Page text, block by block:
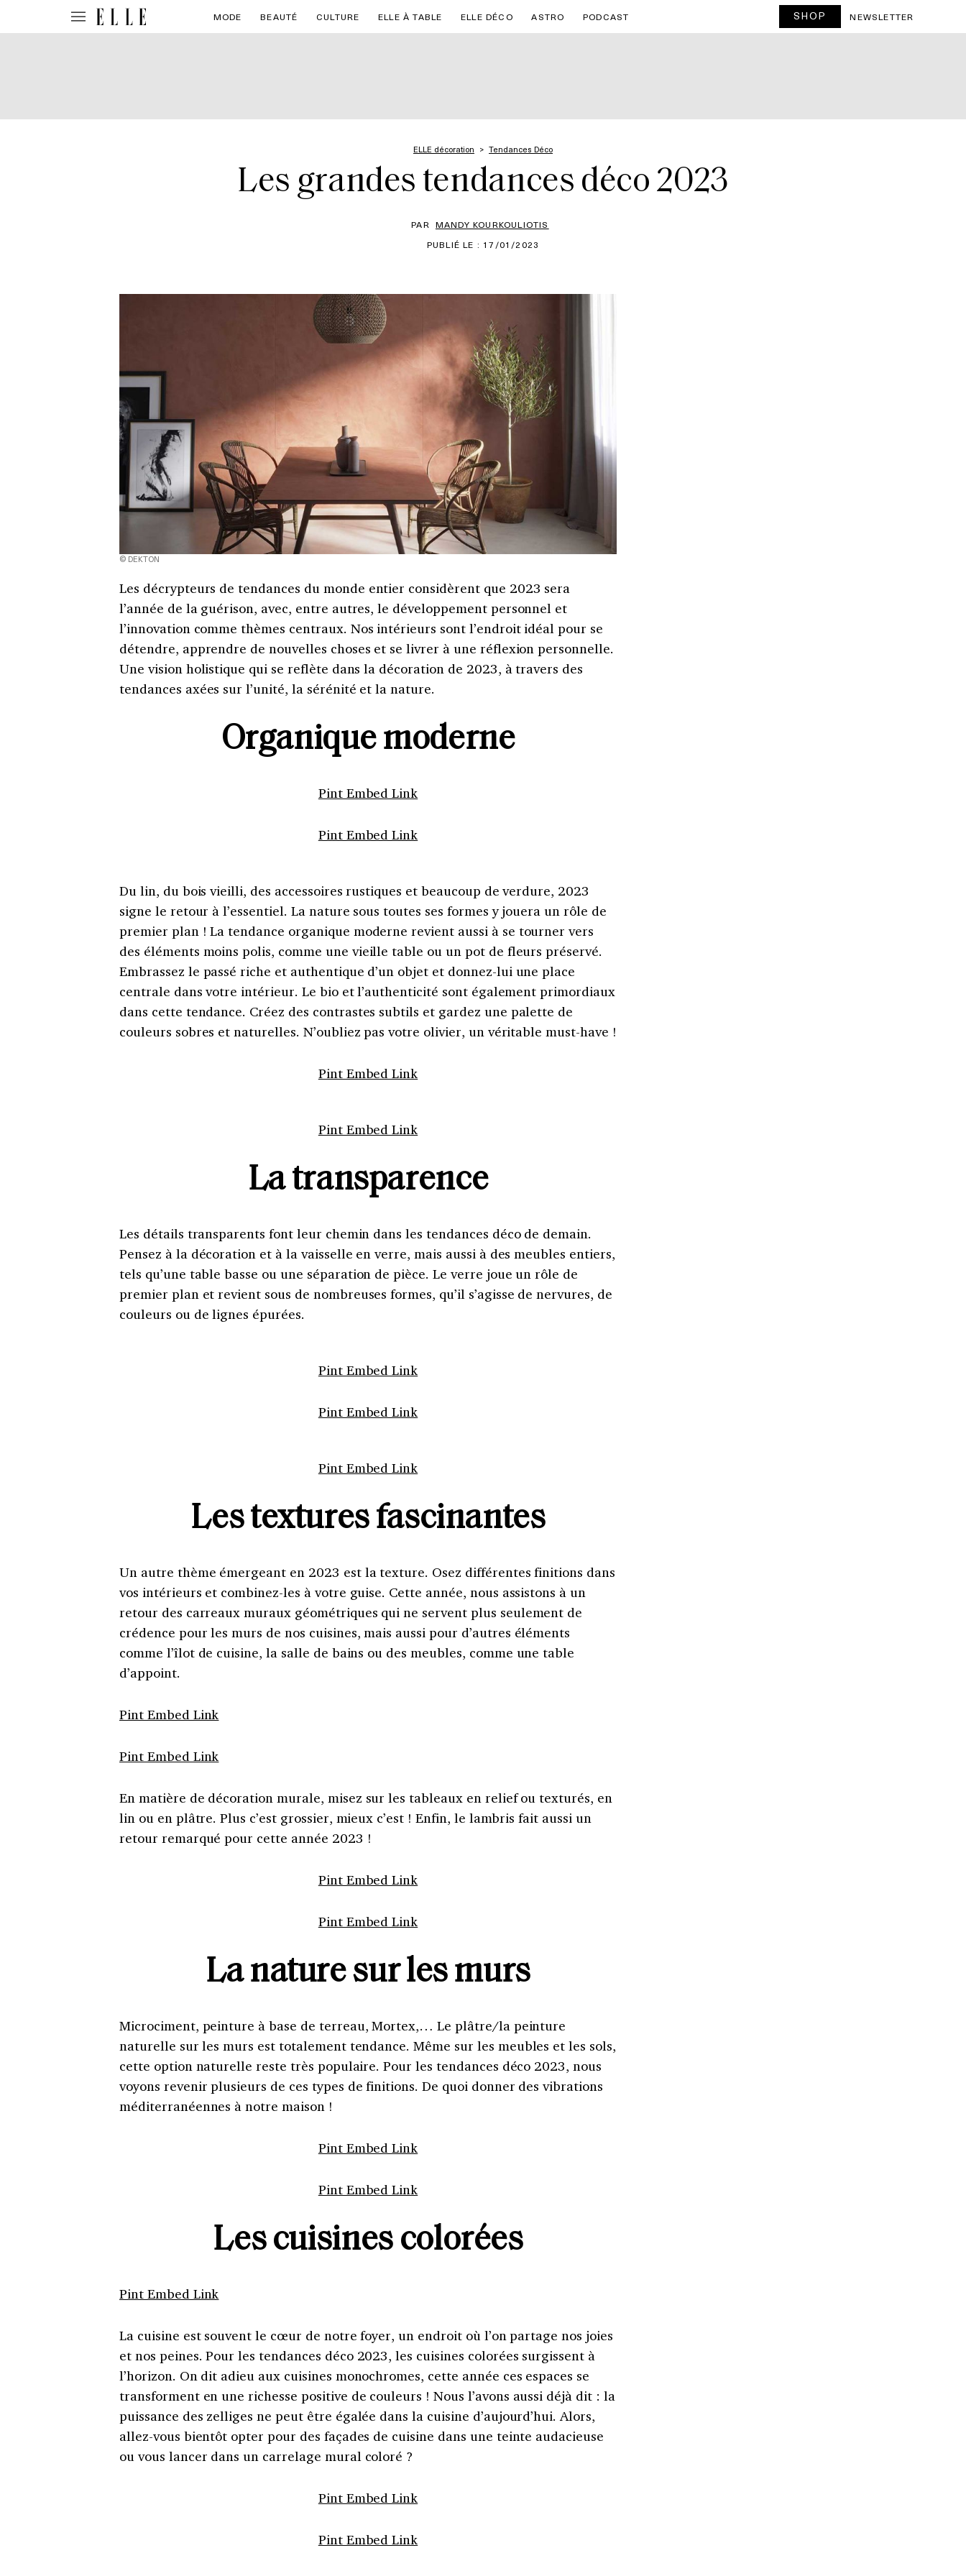
MODE BEAUTÉ CULTURE ELLE À TABLE ELLE DÉCO ASTRO PODCAST SHOP NEWSLETTER
ELLE décoration Tendances Déco
Les grandes tendances déco 2023
PAR MANDY KOURKOULIOTIS
PUBLIÉ LE : 17/01/2023
© DEKTON
Les décrypteurs de tendances du monde entier considèrent que 2023 sera
l’année de la guérison, avec, entre autres, le développement personnel et
l’innovation comme thèmes centraux. Nos intérieurs sont l’endroit idéal pour se
détendre, apprendre de nouvelles choses et se livrer à une réflexion personnelle.
Une vision holistique qui se reflète dans la décoration de 2023, à travers des
tendances axées sur l’unité, la sérénité et la nature.
Organique moderne
Pint Embed Link
Pint Embed Link
Du lin, du bois vieilli, des accessoires rustiques et beaucoup de verdure, 2023
signe le retour à l’essentiel. La nature sous toutes ses formes y jouera un rôle de
premier plan ! La tendance organique moderne revient aussi à se tourner vers
des éléments moins polis, comme une vieille table ou un pot de fleurs préservé.
Embrassez le passé riche et authentique d’un objet et donnez-lui une place
centrale dans votre intérieur. Le bio et l’authenticité sont également primordiaux
dans cette tendance. Créez des contrastes subtils et gardez une palette de
couleurs sobres et naturelles. N’oubliez pas votre olivier, un véritable must-have !
Pint Embed Link
Pint Embed Link
La transparence
Les détails transparents font leur chemin dans les tendances déco de demain.
Pensez à la décoration et à la vaisselle en verre, mais aussi à des meubles entiers,
tels qu’une table basse ou une séparation de pièce. Le verre joue un rôle de
premier plan et revient sous de nombreuses formes, qu’il s’agisse de nervures, de
couleurs ou de lignes épurées.
Pint Embed Link
Pint Embed Link
Pint Embed Link
Les textures fascinantes
Un autre thème émergeant en 2023 est la texture. Osez différentes finitions dans
vos intérieurs et combinez-les à votre guise. Cette année, nous assistons à un
retour des carreaux muraux géométriques qui ne servent plus seulement de
crédence pour les murs de nos cuisines, mais aussi pour d’autres éléments
comme l’îlot de cuisine, la salle de bains ou des meubles, comme une table
d’appoint.
Pint Embed Link
Pint Embed Link
En matière de décoration murale, misez sur les tableaux en relief ou texturés, en
lin ou en plâtre. Plus c’est grossier, mieux c’est ! Enfin, le lambris fait aussi un
retour remarqué pour cette année 2023 !
Pint Embed Link
Pint Embed Link
La nature sur les murs
Microciment, peinture à base de terreau, Mortex,… Le plâtre/la peinture
naturelle sur les murs est totalement tendance. Même sur les meubles et les sols,
cette option naturelle reste très populaire. Pour les tendances déco 2023, nous
voyons revenir plusieurs de ces types de finitions. De quoi donner des vibrations
méditerranéennes à notre maison !
Pint Embed Link
Pint Embed Link
Les cuisines colorées
Pint Embed Link
La cuisine est souvent le cœur de notre foyer, un endroit où l’on partage nos joies
et nos peines. Pour les tendances déco 2023, les cuisines colorées surgissent à
l’horizon. On dit adieu aux cuisines monochromes, cette année ces espaces se
transforment en une richesse positive de couleurs ! Nous l’avons aussi déjà dit : la
puissance des zelliges ne peut être égalée dans la cuisine d’aujourd’hui. Alors,
allez-vous bientôt opter pour des façades de cuisine dans une teinte audacieuse
ou vous lancer dans un carrelage mural coloré ?
Pint Embed Link
Pint Embed Link